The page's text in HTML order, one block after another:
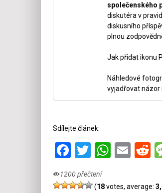
společenského
diskutéra v
diskusního
plnou
Jak přidat ikonu
Náhledové
vyjadřovat názor
Sdílejte článek:
Facebook
Twitter
1200 přečtení
(18votes, average: